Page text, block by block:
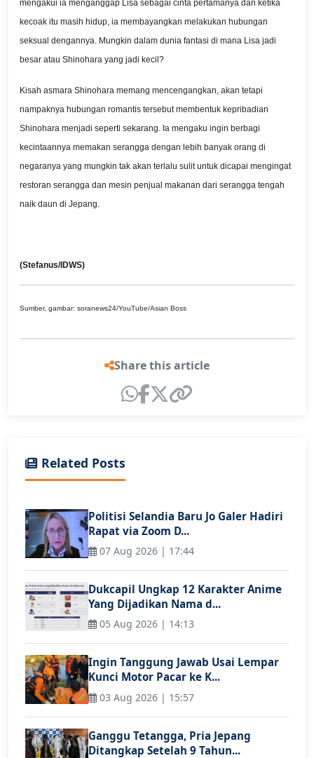
mengakui ia menganggap Lisa sebagai cinta pertamanya dan ketika
kecoak itu masih hidup, ia membayangkan melakukan hubungan
seksual dengannya. Mungkin dalam dunia fantasi di mana Lisa jadi
besar atau Shinohara yang jadi kecil?
Kisah asmara Shinohara memang mencengangkan, akan tetapi
nampaknya hubungan romantis tersebut membentuk kepribadian
Shinohara menjadi seperti sekarang. Ia mengaku ingin berbagi
kecintaannya memakan serangga dengan lebih banyak orang di
negaranya yang mungkin tak akan terlalu sulit untuk dicapai mengingat
restoran serangga dan mesin penjual makanan dari serangga tengah
naik daun di Jepang.
(Stefanus/IDWS)
Sumber, gambar: soranews24/YouTube/Asian Boss
Share this article
Related Posts
Politisi Selandia Baru Jo Galer Hadiri
Rapat via Zoom D...
07 Aug 2026 | 17:44
Dukcapil Ungkap 12 Karakter Anime
Yang Dijadikan Nama d...
05 Aug 2026 | 14:13
Ingin Tanggung Jawab Usai Lempar
Kunci Motor Pacar ke K...
03 Aug 2026 | 15:57
Ganggu Tetangga, Pria Jepang
Ditangkap Setelah 9 Tahun...